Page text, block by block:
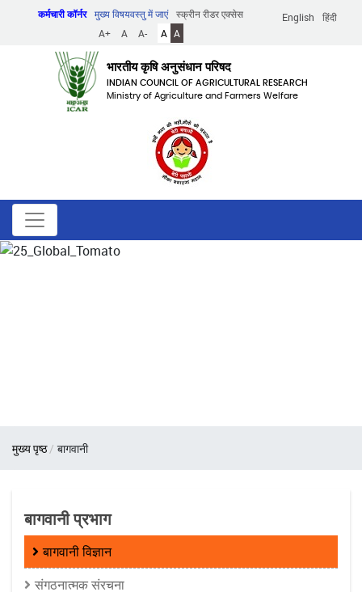
English हिंदी
कर्मचारी कॉर्नर मुख्य विषयवस्तु में जाएं
स्क्रीन रीडर एक्सेस
A+
A A- A A
भारतीय कृषि अनुसंधान परिषद
INDIAN COUNCIL OF AGRICULTURAL RESEARCH
Ministry of Agriculture and Farmers Welfare
पग
मुख्य पृष्ठ बागवानी
बागवानी प्रभाग
बागवानी विज्ञान
संगठनात्मक संरचना